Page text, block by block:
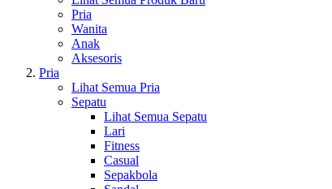
Pria
Wanita
Anak
Aksesoris
Pria
Lihat Semua Pria
Sepatu
Lihat Semua Sepatu
Lari
Fitness
Casual
Sepakbola